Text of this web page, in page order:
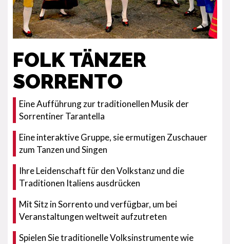
FOLK TÄNZER
SORRENTO
Eine Aufführung zur traditionellen Musik der
Sorrentiner Tarantella
Eine interaktive Gruppe, sie ermutigen Zuschauer
zum Tanzen und Singen
Ihre Leidenschaft für den Volkstanz und die
Traditionen Italiens ausdrücken
Mit Sitz in Sorrento und verfügbar, um bei
Veranstaltungen weltweit aufzutreten
Spielen Sie traditionelle Volksinstrumente wie